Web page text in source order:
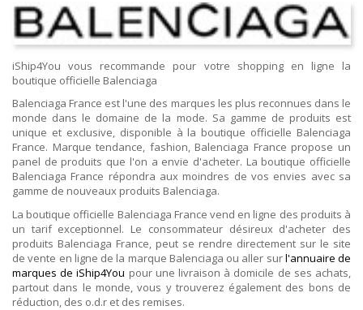
iShip4You vous recommande pour votre shopping en ligne la
boutique officielle Balenciaga
Balenciaga France est l'une des marques les plus reconnues dans le
monde dans le domaine de la mode. Sa gamme de produits est
unique et exclusive, disponible à la boutique officielle Balenciaga
France. Marque tendance, fashion, Balenciaga France propose un
panel de produits que l'on a envie d'acheter. La boutique officielle
Balenciaga France répondra aux moindres de vos envies avec sa
gamme de nouveaux produits Balenciaga.
La boutique officielle Balenciaga France vend en ligne des produits à
un tarif exceptionnel. Le consommateur désireux d'acheter des
produits Balenciaga France, peut se rendre directement sur le site
de vente en ligne de la marque Balenciaga ou aller surl'annuaire de
marques de iShip4You pour une livraison à domicile de ses achats,
partout dans le monde, vous y trouverez également des bons de
réduction, des o.d.r et des remises.